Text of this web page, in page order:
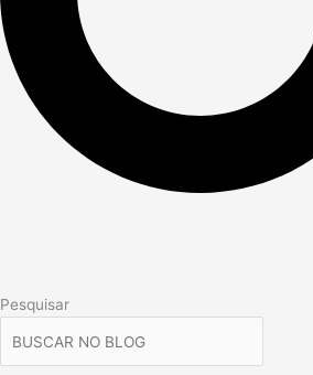
Pesquisar